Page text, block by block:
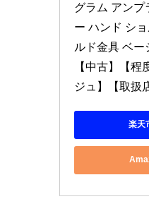
グラム アンプ
ー ハンド シ
ルド金具 ベー
【中古】【程
ジュ】【取扱
楽天